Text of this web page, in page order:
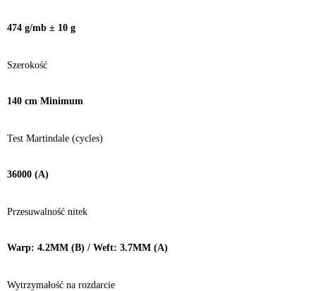
474 g/mb ± 10 g
Szerokość
140 cm Minimum
Test Martindale (cycles)
36000 (A)
Przesuwalność nitek
Warp: 4.2MM (B) / Weft: 3.7MM (A)
Wytrzymałość na rozdarcie